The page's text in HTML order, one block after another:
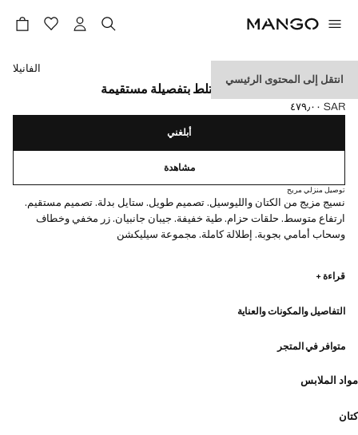
انتقل إلى المحتوى الرئيسي
بنطال بذلة من الكتان المختلط بتفصيلة مستقيمة
السعر الحالي [SAR ٤٧٩٫٠٠ ]
SAR ٤٧٩٫٠٠
حدد اللون
الفانيلا
أبلغني
مشاهدة
توصيل منزلي مريح
نسيج مزيج من الكتان والليوسيل. تصميم طويل. ستايل بدلة. تصميم مستقيم.
ارتفاع متوسط. حلقات حزام. طية خفيفة. جيبان جانبيان. زر مخفي وخطاف
وسحاب أمامي بجوبة. إطلالة كاملة. مجموعة سيليكشن
ومعاصرة
قراءة +
التفاصيل والمكونات والعناية
متوافر في المتجر
مواد الملابس
كتان